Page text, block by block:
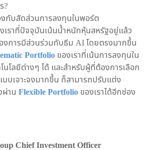
?
กับสัดส่วนการลงทุนในพอร์ต
เราที่ปัจจุบันเน้นน้ำหนักหุ้นสหรัฐอยู่แล้ว
การมีส่วนร่วมกับธีม AI โดยตรงมากขึ้น
Portfolio ของเราที่เน้นการลงทุนใน
โลยีต่างๆ ได้ และสำหรับผู้ที่ต้องการเลือก
บเจาะจงมากขึ้น ก็สามารถปรับแต่ง
ผ่าน Flexible Portfolio ของเราได้อีกช่อง
Chief Investment Officer